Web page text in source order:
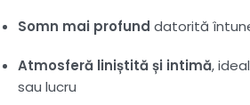
Somn mai profund datorită
Atmosferă liniștită și intimă,
sau lucru